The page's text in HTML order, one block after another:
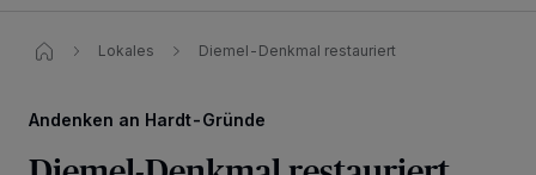
Lokales Diemel-Denkmal restauriert
Andenken an Hardt-Gründe